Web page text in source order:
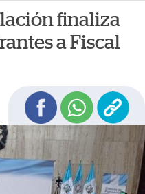
finaliza
a Fiscal